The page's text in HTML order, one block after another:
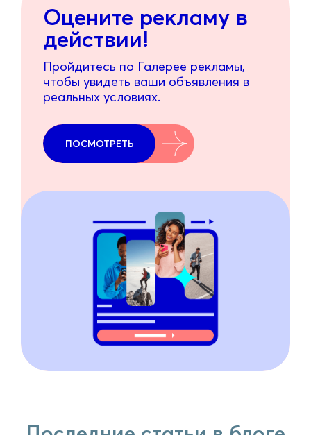
Оцените рекламу в
действии!
Пройдитесь по Галерее рекламы,
чтобы увидеть ваши объявления в
реальных условиях.
ПОСМОТРЕТЬ